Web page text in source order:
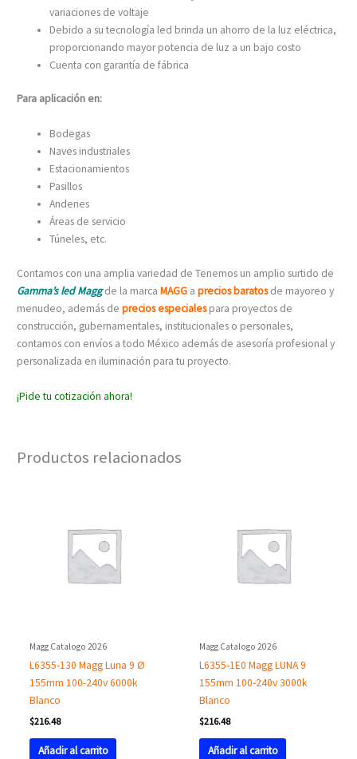
variaciones de voltaje
Debido a su tecnología led brinda un ahorro de la luz eléctrica,
proporcionando mayor potencia de luz a un bajo costo
Cuenta con garantía de fábrica
Para aplicación en:
Bodegas
Naves industriales
Estacionamientos
Pasillos
Andenes
Áreas de servicio
Túneles, etc.
Contamos con una amplia variedad de Tenemos un amplio surtido de
Gamma’s led Magg de la marca MAGG aprecios baratosde mayoreo y
menudeo, además de precios especiales para proyectos de
construcción, gubernamentales, institucionales o personales,
contamos con envíos a todo México además de asesoría profesional y
personalizada en iluminación para tu proyecto.
¡Pide tu cotización ahora!
Productos relacionados
Magg Catalogo 2026
L6355-130 Magg Luna 9 Ø
155mm 100-240v 6000k
Blanco
$216.48
Añadir al carrito
Magg Catalogo 2026
L6355-1E0 Magg LUNA 9
155mm 100-240v 3000k
Blanco
$216.48
Añadir al carrito